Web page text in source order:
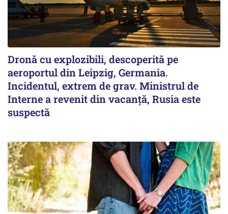
Dronă cu explozibili, descoperită pe
aeroportul din Leipzig, Germania.
Incidentul, extrem de grav. Ministrul de
Interne a revenit din vacanță, Rusia este
suspectă